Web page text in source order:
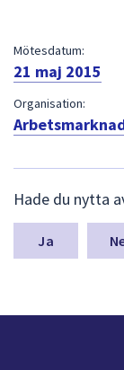
Mötesdatum:
21 maj 2015
Organisation:
ä
m
a
n
Hade du nytta